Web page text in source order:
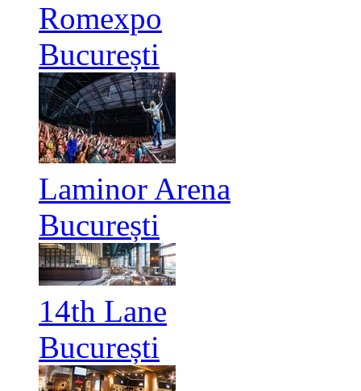
Romexpo
București
Laminor Arena
București
14th Lane
București